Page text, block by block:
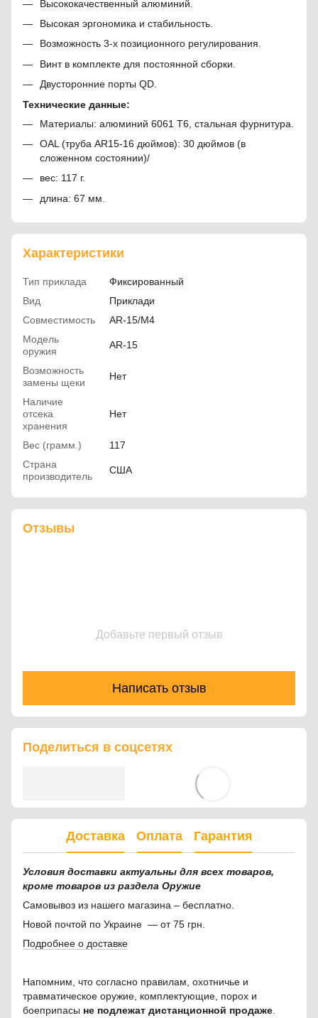
Высококачественный алюминий.
Высокая эргономика и стабильность.
Возможность 3-х позиционного регулирования.
Винт в комплекте для постоянной сборки.
Двусторонние порты QD.
Технические данные:
Материалы: алюминий 6061 T6, стальная фурнитура.
OAL (труба AR15-16 дюймов): 30 дюймов (в
сложенном состоянии)/
вес: 117 г.
длина: 67 мм.
Характеристики
Тип приклада
Фиксированный
Вид
Приклади
Совместимость
AR-15/M4
Модель
оружия
AR-15
Возможность
замены щеки
Нет
Наличие
отсека
хранения
Нет
Вес (грамм.)
117
Страна
производитель
США
Отзывы
Добавьте первый отзыв
Написать отзыв
Поделиться в соцсетях
Доставка Оплата Гарантия
Условия доставки актуальны для всех товаров,
кроме товаров из раздела Оружие
Самовывоз из нашего магазина – бесплатно.
Новой почтой по Украине — от 75 грн.
Подробнее о доставке
Напомним, что согласно правилам, охотничье и
травматическое оружие, комплектующие, порох и
боеприпасы не подлежат дистанционной продаже